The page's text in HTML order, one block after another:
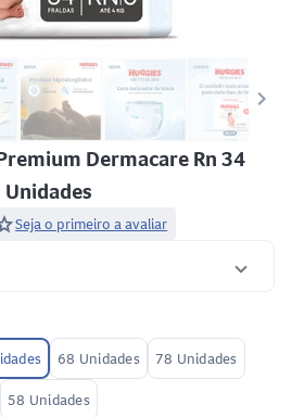
keyboard_arrow_right
Dermacare Rn 34
Unidades
Seja o primeiro a avaliar
68 Unidades 78 Unidades
58 Unidades